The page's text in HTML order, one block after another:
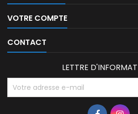
VOTRE COMPTE
CONTACT
LETTRE